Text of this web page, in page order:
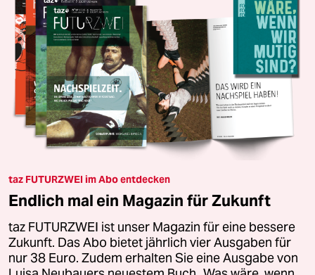
taz FUTURZWEI im Abo entdecken
Endlich mal ein Magazin für Zukunft
taz FUTURZWEI ist unser Magazin für eine bessere
Zukunft. Das Abo bietet jährlich vier Ausgaben für
nur 38 Euro. Zudem erhalten Sie eine Ausgabe von